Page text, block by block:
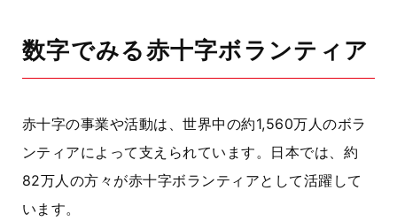
数字でみる赤十字ボランティア
赤十字の事業や活動は、世界中の約1,560万人のボラ
ンティアによって支えられています。日本では、約
82万人の方々が赤十字ボランティアとして活躍して
います。